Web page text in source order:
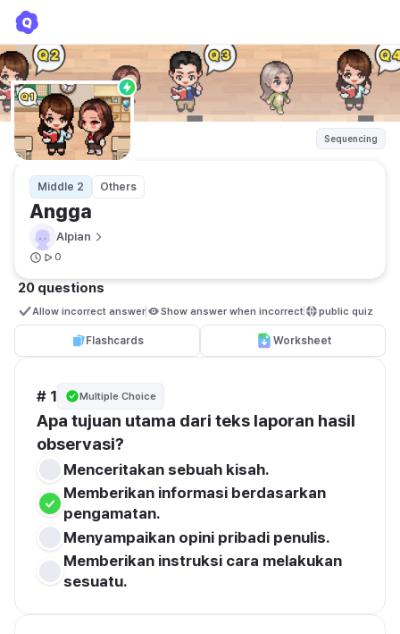
Sequencing
Middle 2 Others
Angga
Alpian
0
20 questions
Allow incorrect answer Show answer when incorrect public quiz
Flashcards Worksheet
# 1 Multiple Choice
Apa tujuan utama dari teks laporan hasil
observasi?
Menceritakan sebuah kisah.
Memberikan informasi berdasarkan
pengamatan.
Menyampaikan opini pribadi penulis.
Memberikan instruksi cara melakukan
sesuatu.